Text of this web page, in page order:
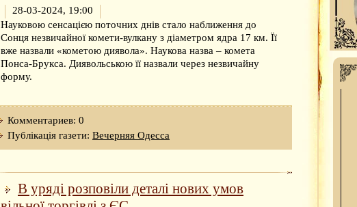
28-03-2024, 19:00
Науковою сенсацією поточних днів стало наближення до
Сонця незвичайної комети-вулкану з діаметром ядра 17 км. Її
вже назвали «кометою диявола». Наукова назва – комета
Понса-Брукса. Диявольською її назвали через незвичайну
форму.
Комментариев: 0
Публікація газети: Вечерняя Одесса
В уряді розповіли деталі нових умов